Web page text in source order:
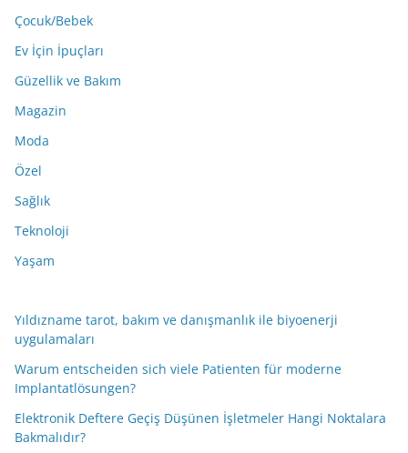
Çocuk/Bebek
Ev İçin İpuçları
Güzellik ve Bakım
Magazin
Moda
Özel
Sağlık
Teknoloji
Yaşam
Yıldızname tarot, bakım ve danışmanlık ile biyoenerji
uygulamaları
Warum entscheiden sich viele Patienten für moderne
Implantatlösungen?
Elektronik Deftere Geçiş Düşünen İşletmeler Hangi Noktalara
Bakmalıdır?